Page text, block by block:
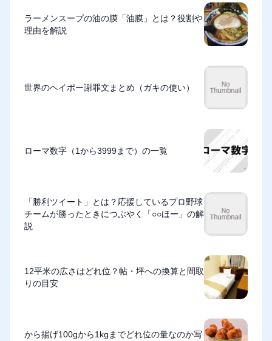
ラーメンスープの油の膜「油膜」とは？役割や
理由を解説
世界のヘイポー謝罪文まとめ（ガキの使い）
ローマ数字（1から3999まで）の一覧
「勝利ツイート」とは？応援しているプロ野球
チームが勝ったときにつぶやく「○○ほー」の解
説
12平米の広さはどれ位？帖・坪への換算と間取
りの目安
から揚げ100gから1kgまでどれ位の量なのか写